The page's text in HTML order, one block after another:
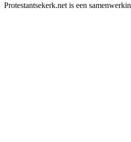
Protestantsekerk.net is een